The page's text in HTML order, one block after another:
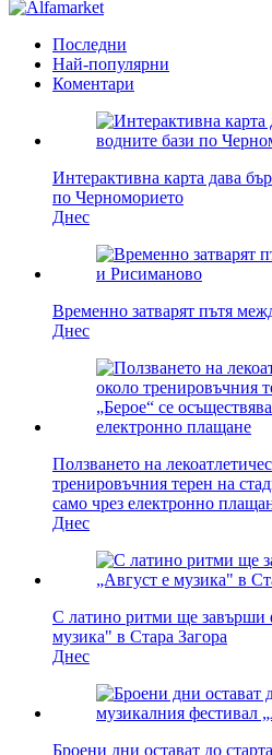
Последни
Най-популярни
Коментари
Интерактивна карта дава
по Черноморието
Днес
Временно затварят пътя
Днес
Ползването на
тренировъчния терен на
само чрез електронно
Днес
С латино ритми ще завърши
музика" в Стара Загора
Днес
Броени дни остават до